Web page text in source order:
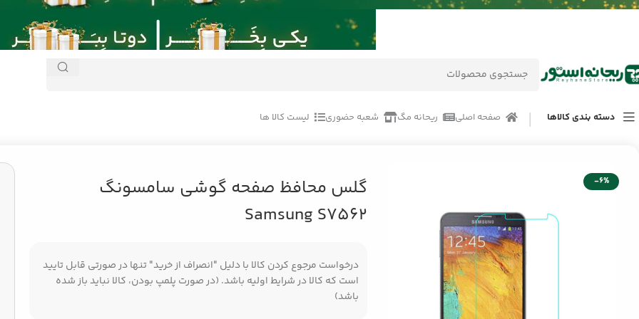
دسته بندی کالاها صفحه اصلی ریحانه مگ شعبه حضوری لیست کالا ها
لوازم جانبی موبایل
-6%
گلس محافظ صفحه گوشی سامسونگ
Samsung S7562
درخواست مرجوع کردن کالا با دلیل "انصراف از خرید" تنها در صورتی قابل تایید
است که کالا در شرایط اولیه باشد. (در صورت پلمپ بودن، کالا نباید باز شده
باشد)